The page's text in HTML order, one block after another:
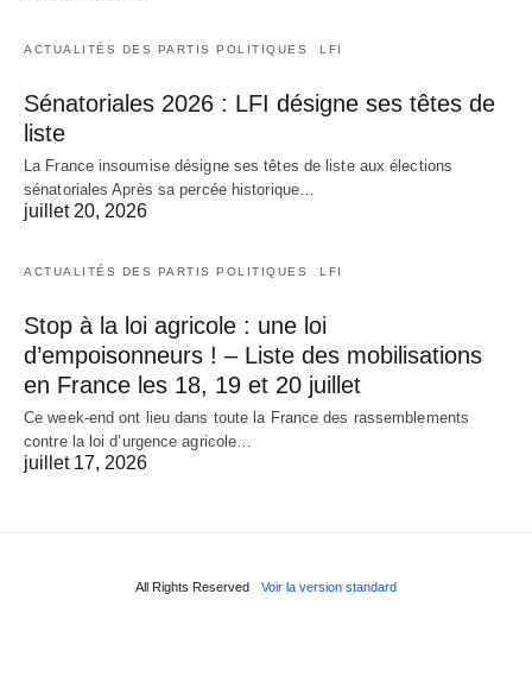
ACTUALITÉS DES PARTIS POLITIQUES LFI
Sénatoriales 2026 : LFI désigne ses têtes de
liste
La France insoumise désigne ses têtes de liste aux élections
sénatoriales Après sa percée historique…
juillet 20, 2026
ACTUALITÉS DES PARTIS POLITIQUES LFI
Stop à la loi agricole : une loi
d’empoisonneurs ! – Liste des mobilisations
en France les 18, 19 et 20 juillet
Ce week-end ont lieu dans toute la France des rassemblements
contre la loi d’urgence agricole…
juillet 17, 2026
All Rights Reserved Voir la version standard